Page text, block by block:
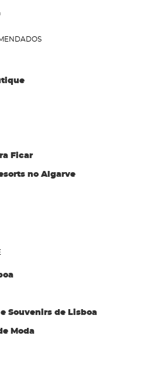
Ficar
no Algarve
Souvenirs de Lisboa
Moda